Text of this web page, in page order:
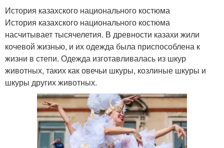
История казахского национального костюма
История казахского национального костюма
насчитывает тысячелетия. В древности казахи жили
кочевой жизнью, и их одежда была приспособлена к
жизни в степи. Одежда изготавливалась из шкур
животных, таких как овечьи шкуры, козлиные шкуры и
шкуры других животных.